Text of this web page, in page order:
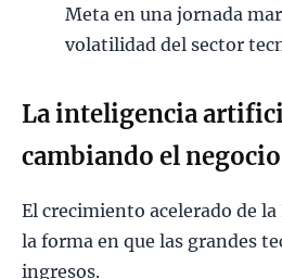
Meta en una jornada
volatilidad del sector
La inteligencia
cambiando el
El crecimiento acelerado de
la forma en que las grandes
ingresos.